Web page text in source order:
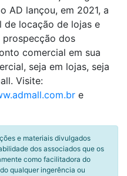
AD lançou, em 2021, a
de locação de lojas e
prospecção dos
comercial em sua
seja em lojas, seja
Visite:
e
e materiais divulgados
dos associados que os
como facilitadora do
qualquer ingerência ou